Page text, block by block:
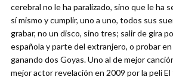
cerebral no le ha paralizado, sino que le ha
sí mismo y cumplir, uno a uno, todos sus
grabar, no un disco, sino tres; salir de gira
española y parte del extranjero, o probar
ganando dos Goyas. Uno al de mejor
mejor actor revelación en 2009 por la peli